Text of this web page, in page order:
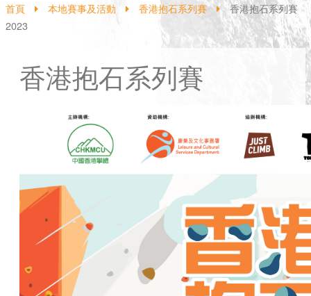
首頁 本地賽事及活動 香港抱石系列賽
香港抱石系列賽
2023
香港抱石系列賽